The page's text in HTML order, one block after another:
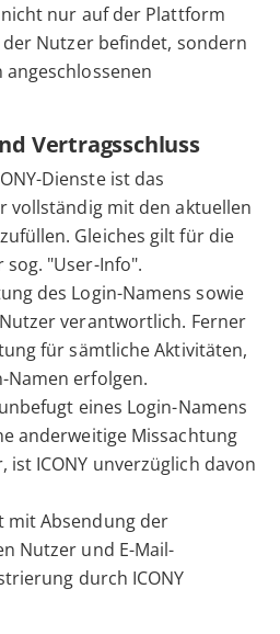
nur auf der Plattform
Nutzer befindet, sondern
Vertragsschluss
Dienste ist das
vollständig mit den aktuellen
Gleiches gilt für die
"User-Info".
des Login-Namens sowie
verantwortlich. Ferner
für sämtliche Aktivitäten,
Namen erfolgen.
eines Login-Namens
anderweitige Missachtung
ist ICONY unverzüglich davon
mit Absendung der
Nutzer und E-Mail-
durch ICONY